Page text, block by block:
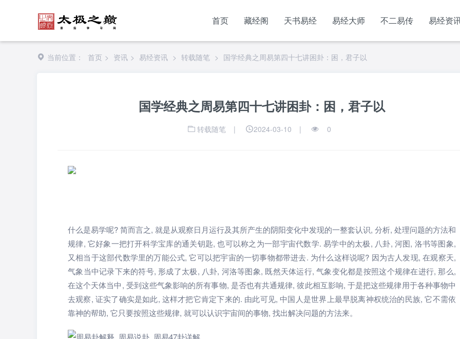
首页 藏经阁 天书易经 易经大师 不二易传 易经资
当前位置： 首页 > 资讯 > 易经资讯 > 转载随笔 > 国学经典之周易第四十七讲困卦：困，君子以
国学经典之周易第四十七讲困卦：困，君子以
转载随笔 | 2024-03-10 | 0
什么是易学呢? 简而言之, 就是从观察日月运行及其所产生的阴阳变化中发现的一整套认识, 分析, 处理问题的方法和
规律, 它好象一把打开科学宝库的通关钥匙, 也可以称之为一部宇宙代数学. 易学中的太极, 八卦, 河图, 洛书等图象,
又相当于这部代数学里的万能公式, 它可以把宇宙的一切事物都带进去. 为什么这样说呢? 因为古人发现, 在观察天,
气象当中记录下来的符号, 形成了太极, 八卦, 河洛等图象, 既然天体运行, 气象变化都是按照这个规律在进行, 那么,
在这个天体当中, 受到这些气象影响的所有事物, 是否也有共通规律, 彼此相互影响, 于是把这些规律用于各种事物中
去观察, 证实了确实是如此, 这样才把它肯定下来的. 由此可见, 中国人是世界上最早脱离神权统治的民族, 它不需依
靠神的帮助, 它只要按照这些规律, 就可以认识宇宙间的事物, 找出解决问题的方法来。